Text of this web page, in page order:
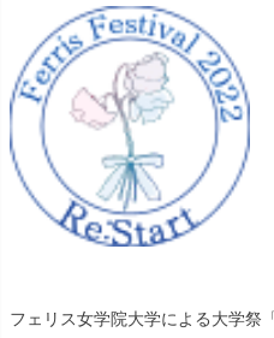
フェリス女学院大学による大学祭